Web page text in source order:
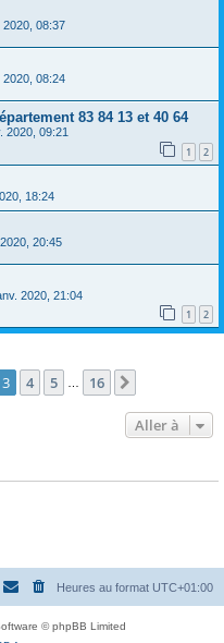
2020, 08:37
2020, 08:24
83 84 13 et 40 64
2020, 09:21
1 2
18:24
20:45
2020, 21:04
1 2
3 4 5 16
Aller à
Heures au format UTC+01:00
© phpBB Limited